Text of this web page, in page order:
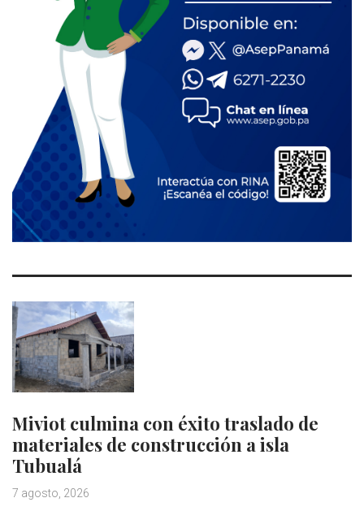
Miviot culmina con éxito traslado de
materiales de construcción a isla
Tubualá
7 agosto, 2026